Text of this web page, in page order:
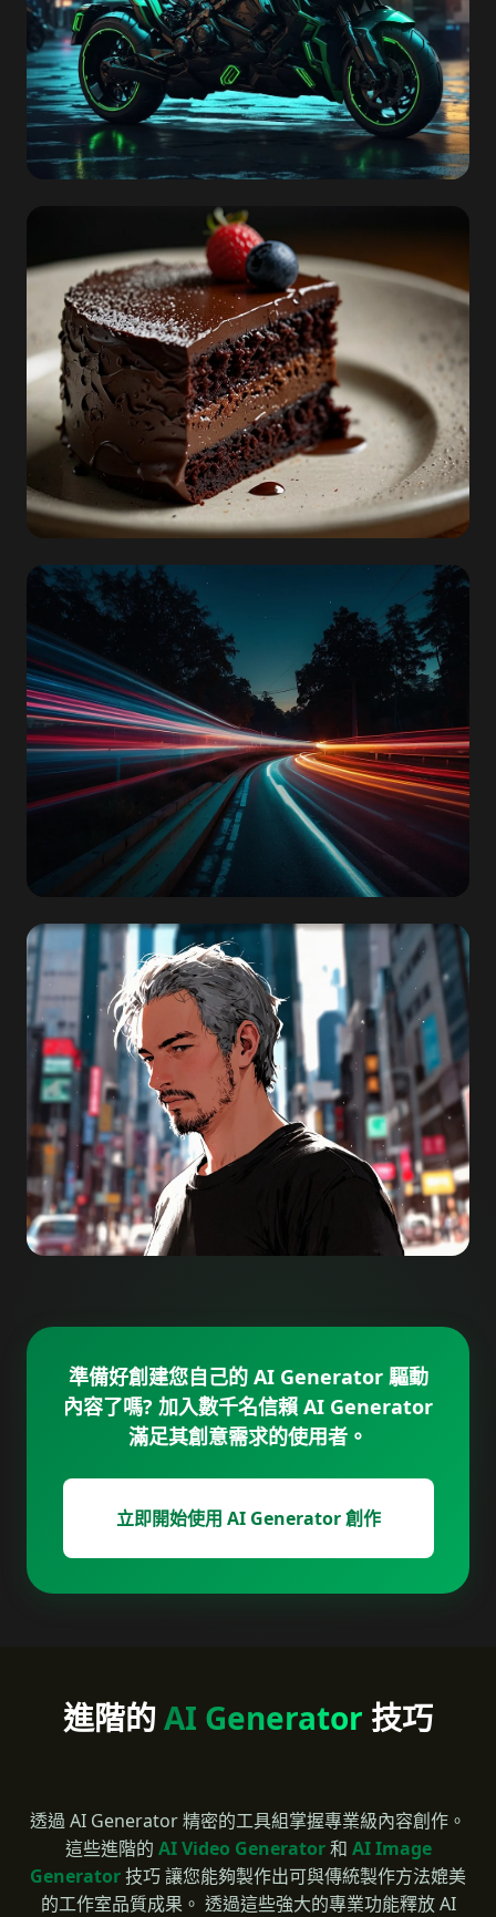
準備好創建您自己的 AI Generator 驅動
內容了嗎? 加入數千名信賴 AI Generator
滿足其創意需求的使用者。
立即開始使用 AI Generator 創作
進階的AI Generator 技巧
透過 AI Generator 精密的工具組掌握專業級內容創作。
這些進階的 AI Video Generator和 AI Image
Generator技巧 讓您能夠製作出可與傳統製作方法媲美
的工作室品質成果。 透過這些強大的專業功能釋放 AI